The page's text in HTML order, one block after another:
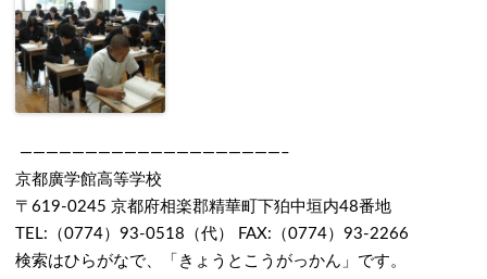
————————————————————–
京都廣学館高等学校
〒619-0245 京都府相楽郡精華町下狛中垣内48番地
TEL:（0774）93-0518（代） FAX:（0774）93-2266
検索はひらがなで、「きょうとこうがっかん」です。